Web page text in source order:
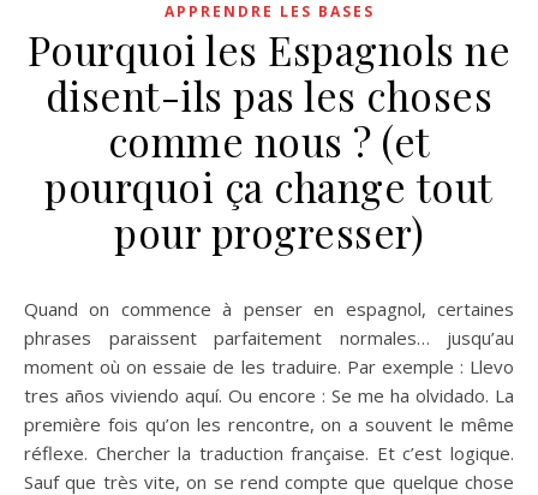
APPRENDRE LES BASES
Pourquoi les Espagnols ne
disent-ils pas les choses
comme nous ? (et
pourquoi ça change tout
pour progresser)
Quand on commence à penser en espagnol, certaines
phrases paraissent parfaitement normales… jusqu’au
moment où on essaie de les traduire. Par exemple : Llevo
tres años viviendo aquí. Ou encore : Se me ha olvidado. La
première fois qu’on les rencontre, on a souvent le même
réflexe. Chercher la traduction française. Et c’est logique.
Sauf que très vite, on se rend compte que quelque chose